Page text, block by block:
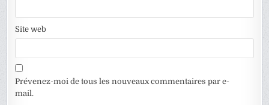
Site web
Prévenez-moi de tous les nouveaux commentaires par e-
mail.